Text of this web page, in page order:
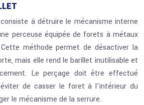
à détruire le mécanisme interne
perceuse équipée de forets à métaux
méthode permet de désactiver la
mais elle rend le barillet inutilisable et
Le perçage doit être effectué
de casser le foret à l’intérieur du
le mécanisme de la serrure.